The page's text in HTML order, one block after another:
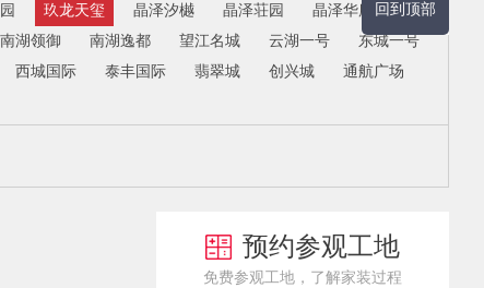
玖龙天玺 晶泽汐樾 晶泽荘园
晶泽华府
南湖领御 南湖逸都 望江名城 云湖一号
东城一号
西城国际 泰丰国际 翡翠城 创兴城
通航广场
预约参观工地
免费参观工地，了解家装过程
回到顶部